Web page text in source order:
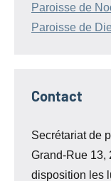
Paroisse de
Paroisse de
Contact
Secrétariat de
Grand-Rue 13,
disposition les